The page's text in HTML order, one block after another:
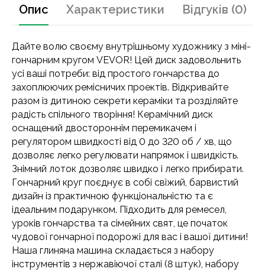
Опис Характеристики Відгуків (0)
Дайте волю своєму внутрішньому художнику з міні-
гончарним кругом VEVOR! Цей диск задовольнить
усі ваші потреби: від простого гончарства до
захоплюючих ремісничих проектів. Відкривайте
разом із дитиною секрети кераміки та розділяйте
радість спільного творіння! Керамічний диск
оснащений двостороннім перемикачем і
регулятором швидкості від 0 до 320 об / хв, що
дозволяє легко регулювати напрямок і швидкість.
Знімний лоток дозволяє швидко і легко прибирати.
Гончарний круг поєднує в собі свіжий, барвистий
дизайн із практичною функціональністю та є
ідеальним подарунком. Підходить для ремесел,
уроків гончарства та сімейних свят, це початок
чудової гончарної подорожі для вас і вашої дитини!
Наша глиняна машина складається з набору
інструментів з нержавіючої сталі (8 штук), набору